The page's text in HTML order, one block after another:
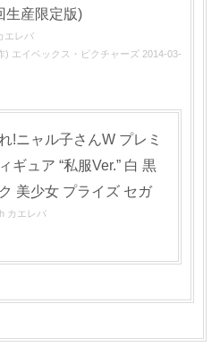
生産限定版)
エレバ
) エイベックス・ピクチャーズ 2014-03-
!ニャル子さんW プレミ
ギュア “私服Ver.” 白 黒
美少女 プライズ セガ
カエレバ